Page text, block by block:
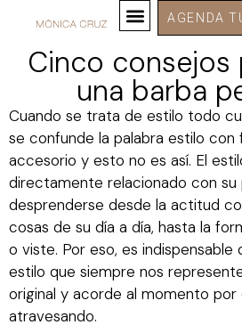
AGENDA
Cinco consejos
una barba
Cuando se trata de estilo todo
se confunde la palabra estilo
accesorio y esto no es así. El
directamente relacionado con su
desprenderse desde la actitud
cosas de su día a día, hasta la
o viste. Por eso, es indispensable
estilo que siempre nos
original y acorde al momento por
atravesando.